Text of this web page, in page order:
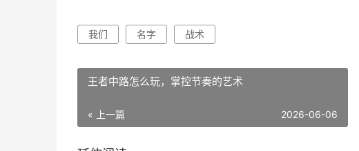
我们 名字 战术
王者中路怎么玩，掌控节奏的艺术
« 上一篇 2026-06-06